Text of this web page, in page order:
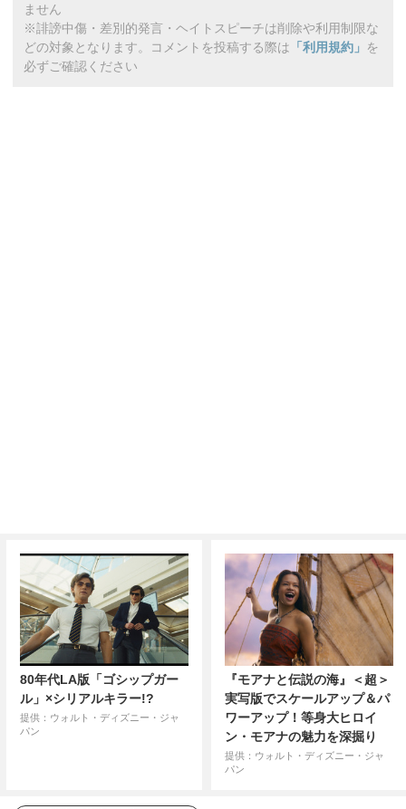
ません
※誹謗中傷・差別的発言・ヘイトスピーチは削除や利用制限な
どの対象となります。コメントを投稿する際は 「利用規約」 を
必ずご確認ください
80年代LA版「ゴシップガー
ル」×シリアルキラー!?
提供：ウォルト・ディズニー・ジャ
パン
『モアナと伝説の海』＜超＞
実写版でスケールアップ＆パ
ワーアップ！等身大ヒロイ
ン・モアナの魅力を深掘り
提供：ウォルト・ディズニー・ジャ
パン